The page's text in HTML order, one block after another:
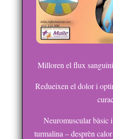
Milloren el flux
Redueixen el dolor i
Neuromuscular bàsic
turmalina – desprèn